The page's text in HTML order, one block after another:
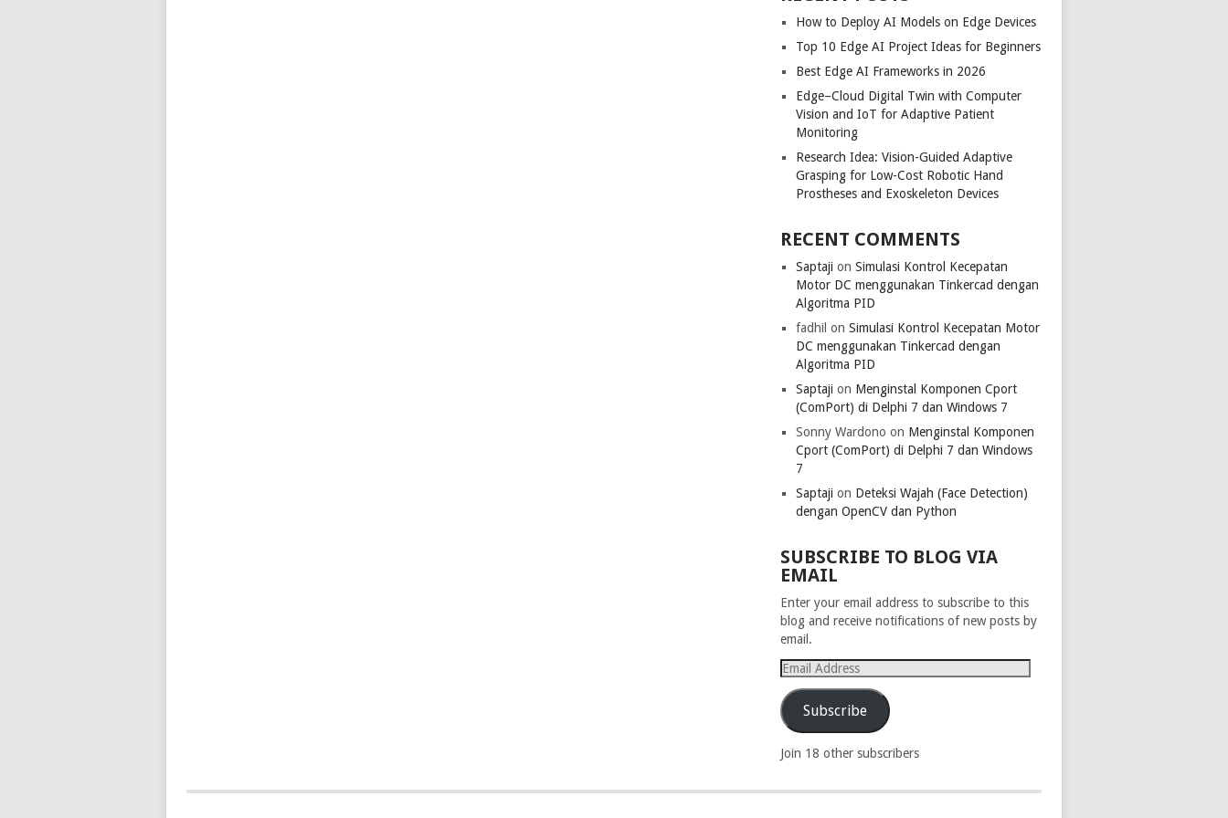
How to Deploy AI Models on Edge Devices
Top 10 Edge AI Project Ideas for Beginners
Best Edge AI Frameworks in 2026
Edge–Cloud Digital Twin with Computer
Vision and IoT for Adaptive Patient
Monitoring
Research Idea: Vision-Guided Adaptive
Grasping for Low-Cost Robotic Hand
Prostheses and Exoskeleton Devices
RECENT COMMENTS
Saptaji onSimulasi Kontrol Kecepatan
Motor DC menggunakan Tinkercad dengan
Algoritma PID
fadhil onSimulasi Kontrol Kecepatan Motor
DC menggunakan Tinkercad dengan
Algoritma PID
Saptaji on Menginstal Komponen Cport
(ComPort) di Delphi 7 dan Windows 7
Sonny Wardono on Menginstal Komponen
Cport (ComPort) di Delphi 7 dan Windows
7
Saptaji on Deteksi Wajah (Face Detection)
dengan OpenCV dan Python
SUBSCRIBE TO BLOG VIA
EMAIL
Enter your email address to subscribe to this
blog and receive notifications of new posts by
email.
Email
Address
Subscribe
Join 18 other subscribers